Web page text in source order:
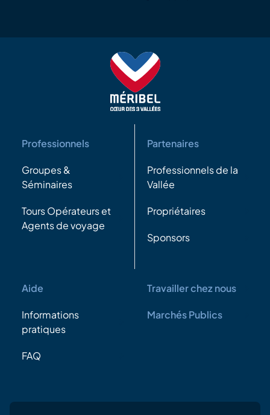
Professionnels
Groupes &
Séminaires
Tours Opérateurs et
Agents de voyage
Partenaires
Professionnels de la
Vallée
Propriétaires
Sponsors
Aide
Informations
pratiques
FAQ
Travailler chez nous
Marchés Publics